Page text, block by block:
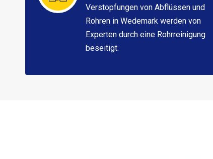
Verstopfungen von Abflüssen und
Rohren in Wedemark werden von
Experten durch eine Rohrreinigung
beseitigt.